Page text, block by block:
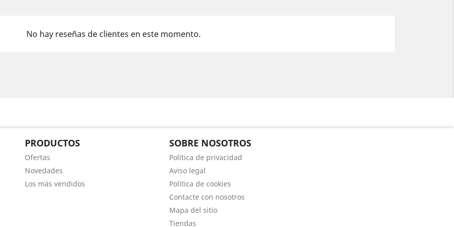
No hay reseñas de clientes en este momento.
PRODUCTOS
Ofertas
Novedades
Los más vendidos
SOBRE NOSOTROS
Política de privacidad
Aviso legal
Política de cookies
Contacte con nosotros
Mapa del sitio
Tiendas